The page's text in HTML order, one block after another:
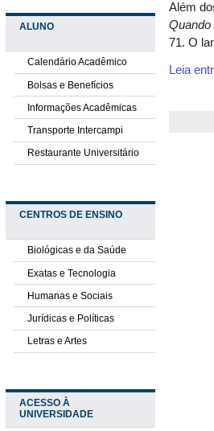
ALUNO
Calendário Acadêmico
Bolsas e Benefícios
Informações Acadêmicas
Transporte Intercampi
Restaurante Universitário
CENTROS DE ENSINO
Biológicas e da Saúde
Exatas e Tecnologia
Humanas e Sociais
Jurídicas e Políticas
Letras e Artes
ACESSO À
UNIVERSIDADE
Além
Quando
71. O
Leia